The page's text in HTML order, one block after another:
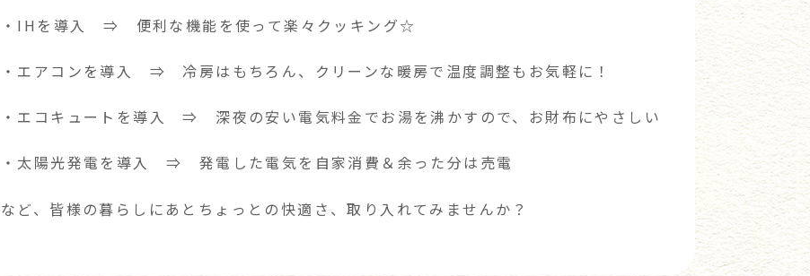
・IHを導入 ⇒ 便利な機能を使って楽々クッキング☆
・エアコンを導入 ⇒ 冷房はもちろん、クリーンな暖房で温度調整もお気軽に！
・エコキュートを導入 ⇒ 深夜の安い電気料金でお湯を沸かすので、お財布にやさしい
・太陽光発電を導入 ⇒ 発電した電気を自家消費＆余った分は売電
など、皆様の暮らしにあとちょっとの快適さ、取り入れてみませんか？